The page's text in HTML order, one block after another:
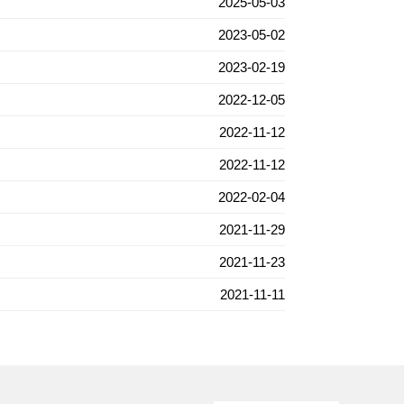
2023-05-02
2023-02-19
2022-12-05
2022-11-12
2022-11-12
2022-02-04
2021-11-29
2021-11-23
2021-11-11